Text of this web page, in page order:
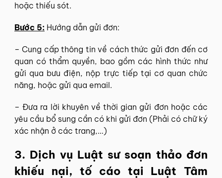
hoặc thiếu sót.
Bước 5: Hướng dẫn gửi đơn:
– Cung cấp thông tin về cách thức gửi đơn đến cơ
quan có thẩm quyền, bao gồm các hình thức như
gửi qua bưu điện, nộp trực tiếp tại cơ quan chức
năng, hoặc gửi qua email.
– Đưa ra lời khuyên về thời gian gửi đơn hoặc các
yêu cầu bổ sung cần có khi gửi đơn (Phải có chữ ký
xác nhận ở các trang,…)
3. Dịch vụ Luật sư soạn thảo đơn
khiếu nại, tố cáo tại Luật Tâm